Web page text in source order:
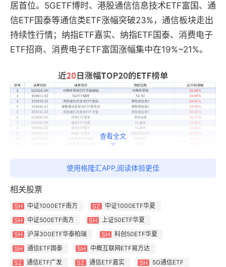
居首位。5GETF博时、港股通信信息技术ETF富国、通
信ETF国泰等通信类ETF涨幅突破23%，通信板块走出
持续性行情；纳指ETF嘉实、纳指ETF国泰、消费电子
ETF招商、消费电子ETF富国涨幅集中在19%~21%。
年初至今涨幅（截至2026年6月2日）
全年行情牢牢锚定半导体与通信两大高景气赛道，中韩
查看全文
使用格隆汇APP,阅读体验更佳
相关股票
SH 中证1000ETF南方 SZ
中证1000ETF华夏
SH
中证500ETF南方 SH
上证50ETF华夏
SH
沪深300ETF华泰柏瑞 SH
科创50ETF华夏
SH
通信ETF国泰 SH
中概互联网ETF易方达
SZ
通信ETF广发 SZ 通信ETF嘉实 SH 5G通信ETF